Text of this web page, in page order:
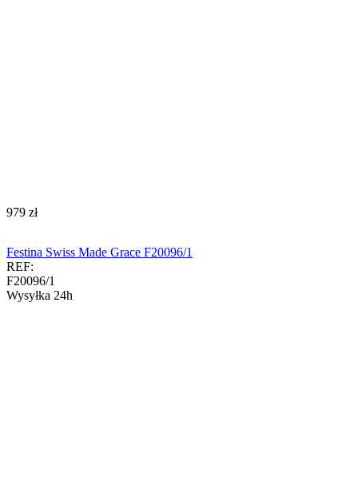
‍979‍ zł
Festina Swiss Made Grace F20096/1
REF:
F20096/1
Wysyłka 24h